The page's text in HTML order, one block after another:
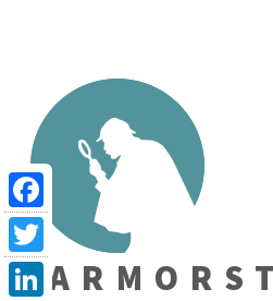
Facebook
Twitter